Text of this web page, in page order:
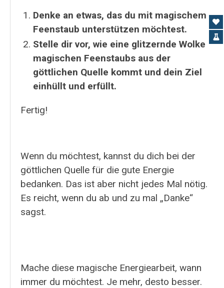
Denke an etwas, das du mit magischem
Feenstaub unterstützen möchtest.
Stelle dir vor, wie eine glitzernde Wolke
magischen Feenstaubs aus der
göttlichen Quelle kommt und dein Ziel
einhüllt und erfüllt.
Fertig!
Wenn du möchtest, kannst du dich bei der
göttlichen Quelle für die gute Energie
bedanken. Das ist aber nicht jedes Mal nötig.
Es reicht, wenn du ab und zu mal „Danke“
sagst.
Mache diese magische Energiearbeit, wann
immer du möchtest. Je mehr, desto besser.